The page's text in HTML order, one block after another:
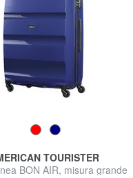
TOURISTER
BON AIR, misura grande